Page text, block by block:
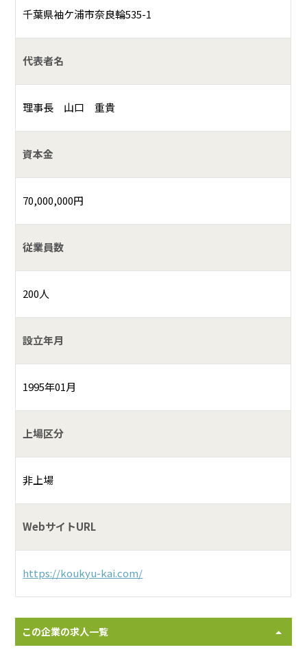
千葉県袖ケ浦市奈良輪535-1
代表者名
理事長 山口 重貴
資本金
70,000,000円
従業員数
200人
設立年月
1995年01月
上場区分
非上場
WebサイトURL
https://koukyu-kai.com/
この企業の求人一覧